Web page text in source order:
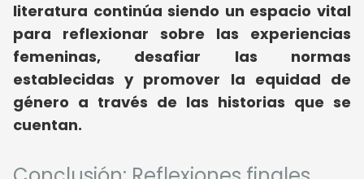
literatura continúa siendo un espacio vital
para reflexionar sobre las experiencias
femeninas, desafiar las normas
establecidas y promover la equidad de
género a través de las historias que se
cuentan.